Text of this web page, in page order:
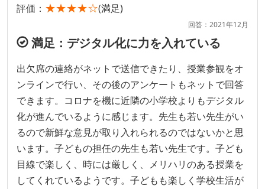
評価： ★★★★☆(満足)
回答：2021年12月
満足：デジタル化に力を入れている
出欠席の連絡がネットで送信できたり、授業参観をオ
ンラインで行い、その後のアンケートもネットで回答
できます。コロナを機に近隣の小学校よりもデジタル
化が進んでいるように感じます。先生も若い先生がい
るので新鮮な意見が取り入れられるのではないかと思
います。子どもの担任の先生も若い先生です。子ども
目線で楽しく、時には厳しく、メリハリのある授業を
してくれているようです。子どもも楽しく学校生活が